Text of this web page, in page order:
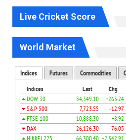
Live Cricket Score
World Market